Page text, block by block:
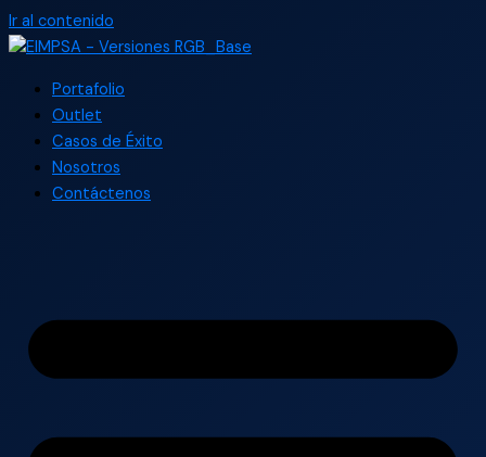
Ir al contenido
Portafolio
Outlet
Casos de Éxito
Nosotros
Contáctenos